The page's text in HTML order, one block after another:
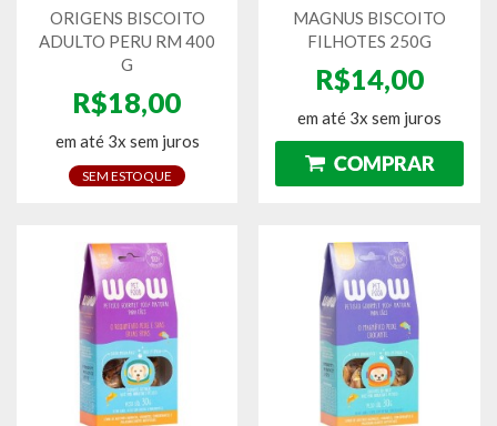
ORIGENS BISCOITO
ADULTO PERU RM 400
G
R$18,00
em até 3x sem juros
SEM ESTOQUE
MAGNUS BISCOITO
FILHOTES 250G
R$14,00
em até 3x sem juros